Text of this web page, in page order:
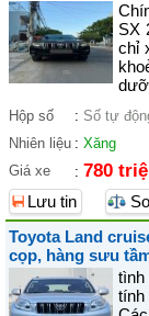
SX
chỉ
Hộp số : Số tự
Nhiên liệu : Xăng
Giá xe
: 780
Lưu tin
Toyota Land
cọp, hàng sưu
tình